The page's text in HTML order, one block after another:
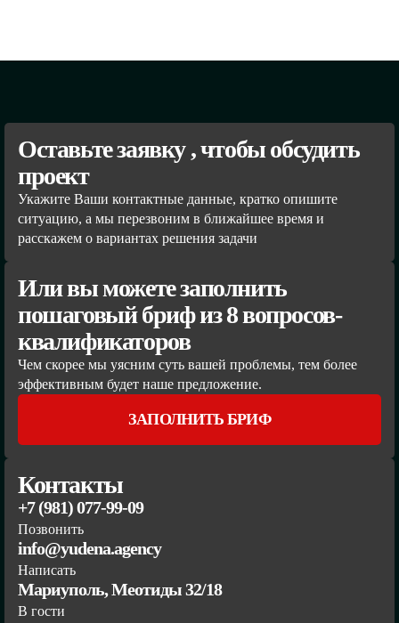
Оставьте заявку , чтобы обсудить
проект
Укажите Ваши контактные данные, кратко опишите
ситуацию, а мы перезвоним в ближайшее время и
расскажем о вариантах решения задачи
Или вы можете заполнить
пошаговый бриф из 8 вопросов-
квалификаторов
Чем скорее мы уясним суть вашей проблемы, тем более
эффективным будет наше предложение.
ЗАПОЛНИТЬ БРИФ
Контакты
+7 (981) 077-99-09
Позвонить
info@yudena.agency
Написать
Мариуполь, Меотиды 32/18
В гости